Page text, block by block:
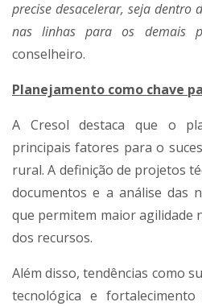
precise desacelerar, seja dentro
nas linhas para os demais
conselheiro.
Planejamento como chave
A Cresol destaca que o
principais fatores para o
rural. A definição de projetos
documentos e a análise das
que permitem maior agilidade
dos recursos.
Além disso, tendências como
tecnológica e